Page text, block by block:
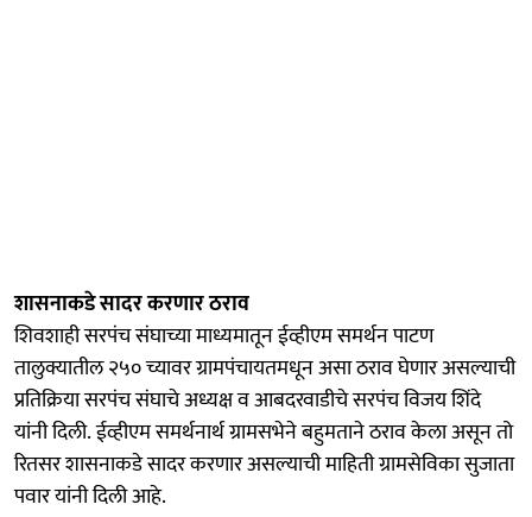
शासनाकडे सादर करणार ठराव
शिवशाही सरपंच संघाच्या माध्यमातून ईव्हीएम समर्थन पाटण
तालुक्यातील २५० च्यावर ग्रामपंचायतमधून असा ठराव घेणार असल्याची
प्रतिक्रिया सरपंच संघाचे अध्यक्ष व आबदरवाडीचे सरपंच विजय शिंदे
यांनी दिली. ईव्हीएम समर्थनार्थ ग्रामसभेने बहुमताने ठराव केला असून तो
रितसर शासनाकडे सादर करणार असल्याची माहिती ग्रामसेविका सुजाता
पवार यांनी दिली आहे.